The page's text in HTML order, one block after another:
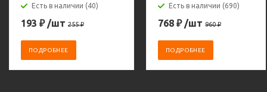
Есть в наличии (40)
193 ₽ /шт 255₽
ПОДРОБНЕЕ
Есть в наличии (690)
768 ₽ /шт 960₽
ПОДРОБНЕЕ